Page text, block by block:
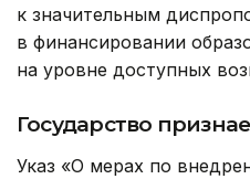
к значительным
в финансировании
на уровне доступных
Государство
Указ «О мерах по